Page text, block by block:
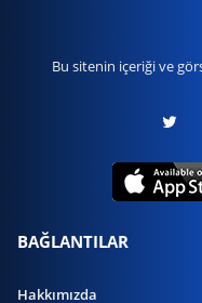
Bu sitenin içeriği ve
BAĞLANTILAR
Hakkımızda